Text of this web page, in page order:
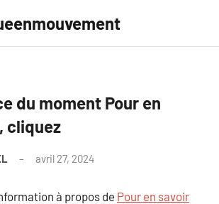
du moment Pour en
cliquez
avril 27, 2024
à propos de Pour en savoir